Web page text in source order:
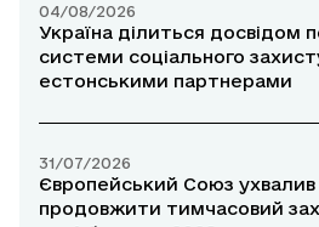
04/08/2026
Україна ділиться досвідом
системи соціального
естонськими партнерами
31/07/2026
Європейський Союз ухвалив
продовжити тимчасовий